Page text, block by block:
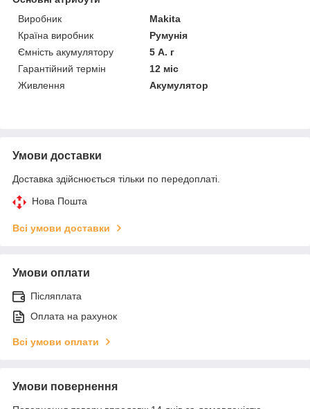
Виробник
Makita
Країна виробник
Румунія
Ємність акумулятору
5 А. г
Гарантійний термін
12 міс
Живлення
Акумулятор
Умови доставки
Доставка здійснюється тільки по передоплаті.
Нова Пошта
Всі умови доставки
Умови оплати
Післяплата
Оплата на рахунок
Всі умови оплати
Умови повернення